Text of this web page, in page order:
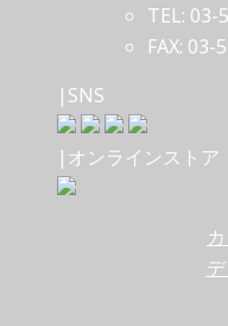
TEL: 03-
FAX: 03-
|SNS
|オンラインストア